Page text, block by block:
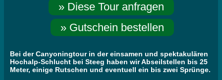
» Diese Tour anfragen
» Gutschein bestellen
Bei der Canyoningtour in der einsamen und spektakulären
Hochalp-Schlucht bei Steeg haben wir Abseilstellen bis 25
Meter, einige Rutschen und eventuell ein bis zwei Sprünge.